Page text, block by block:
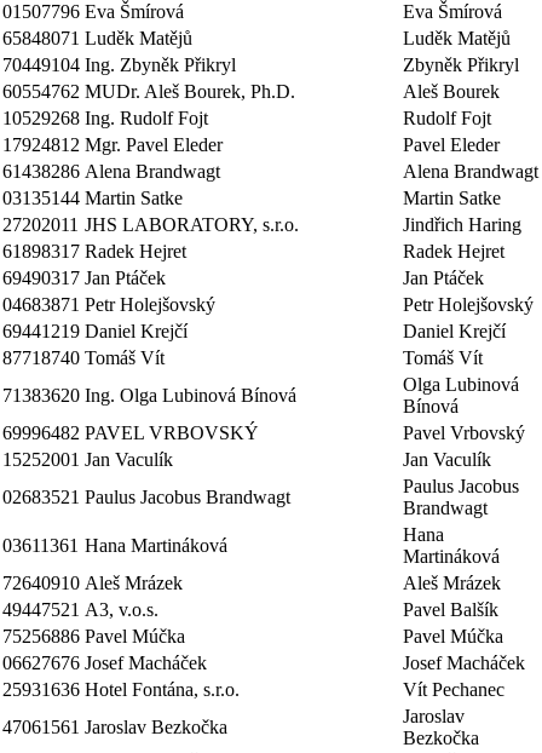
01507796 Eva Šmírová
Eva Šmírová
65848071 Luděk Matějů
Luděk Matějů
70449104 Ing. Zbyněk Přikryl
Zbyněk Přikryl
60554762 MUDr. Aleš Bourek, Ph.D.
Aleš Bourek
10529268 Ing. Rudolf Fojt
Rudolf Fojt
17924812 Mgr. Pavel Eleder
Pavel Eleder
61438286 Alena Brandwagt
Alena Brandwagt
03135144 Martin Satke
Martin Satke
27202011 JHS LABORATORY, s.r.o.
Jindřich Haring
61898317 Radek Hejret
Radek Hejret
69490317 Jan Ptáček
Jan Ptáček
04683871 Petr Holejšovský
Petr Holejšovský
69441219 Daniel Krejčí
Daniel Krejčí
87718740 Tomáš Vít
Tomáš Vít
71383620 Ing. Olga Lubinová Bínová
Olga Lubinová
Bínová
69996482 PAVEL VRBOVSKÝ
Pavel Vrbovský
15252001 Jan Vaculík
Jan Vaculík
02683521 Paulus Jacobus Brandwagt
Paulus Jacobus
Brandwagt
03611361 Hana Martináková
Hana
Martináková
72640910 Aleš Mrázek
Aleš Mrázek
49447521 A3, v.o.s.
Pavel Balšík
75256886 Pavel Múčka
Pavel Múčka
06627676 Josef Macháček
Josef Macháček
25931636 Hotel Fontána, s.r.o.
Vít Pechanec
47061561 Jaroslav Bezkočka
Jaroslav
Bezkočka